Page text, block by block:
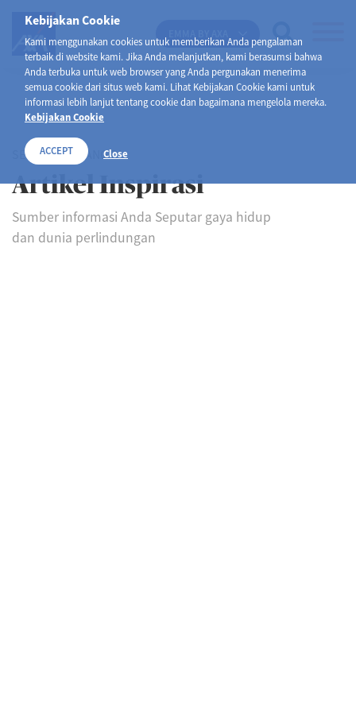
Kebijakan Cookie
Kami menggunakan cookies untuk memberikan Anda pengalaman
terbaik di website kami. Jika Anda melanjutkan, kami berasumsi bahwa
Anda terbuka untuk web browser yang Anda pergunakan menerima
semua cookie dari situs web kami. Lihat Kebijakan Cookie kami untuk
informasi lebih lanjut tentang cookie dan bagaimana mengelola mereka.
Kebijakan Cookie
ACCEPT Close
SELAMAT DATANG DI
Artikel Inspirasi
Sumber informasi Anda Seputar gaya hidup
dan dunia perlindungan